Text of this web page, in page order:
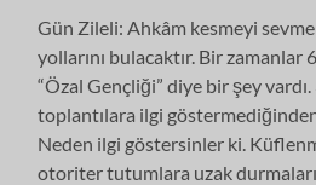
Gün Zileli: Ahkâm kesmeyi
yollarını bulacaktır. Bir
“Özal Gençliği” diye bir şey
toplantılara ilgi
Neden ilgi göstersinler ki.
otoriter tutumlara uzak durmaları